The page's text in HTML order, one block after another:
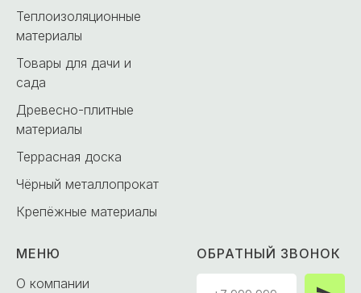
Теплоизоляционные
материалы
Товары для дачи и
сада
Древесно-плитные
материалы
Террасная доска
Чёрный металлопрокат
Крепёжные материалы
МЕНЮ
О компании
ОБРАТНЫЙ ЗВОНОК